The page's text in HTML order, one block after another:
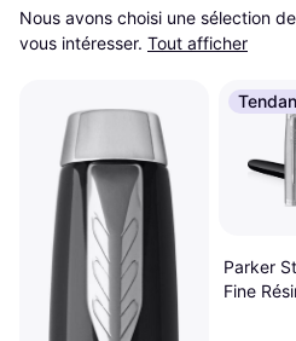
Nous avons choisi une sélection
vous intéresser. Tout afficher
Parker
Fine